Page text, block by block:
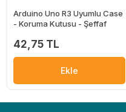
Arduino Uno R3 Uyumlu Case
- Koruma Kutusu - Şeffaf
42,75 TL
Ekle